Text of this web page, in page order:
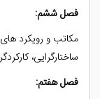
فصل ششم:
مکاتب و رویکرد های
ساختارگرایی،
فصل هفتم: